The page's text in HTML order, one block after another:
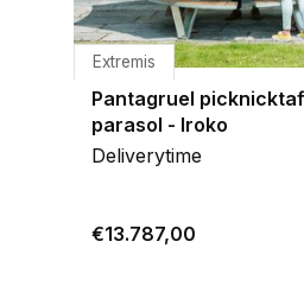
Extremis
Pantagruel
parasol - Iroko
Deliverytime
€13.787,00